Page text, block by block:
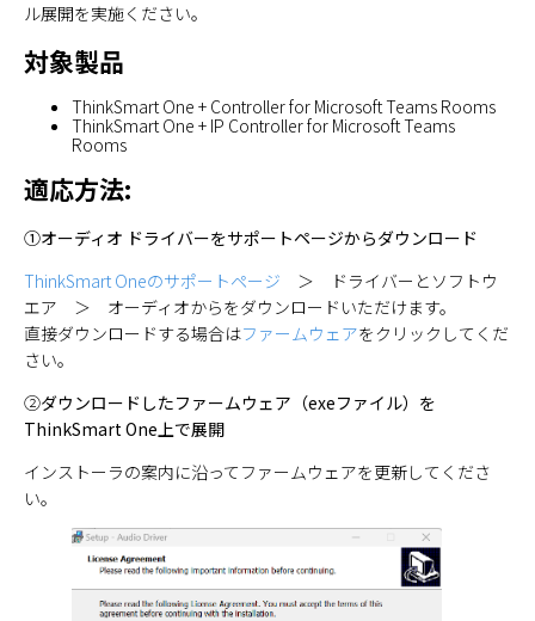
ル展開を実施ください。
対象製品
ThinkSmart One + Controller for Microsoft Teams Rooms
ThinkSmart One + IP Controller for Microsoft Teams
Rooms
適応方法:
①オーディオ ドライバーをサポートページからダウンロード
ThinkSmart Oneのサポートページ ＞ ドライバーとソフトウ
エア ＞ オーディオからをダウンロードいただけます。
直接ダウンロードする場合はファームウェアをクリックしてくだ
さい。
②ダウンロードしたファームウェア（exeファイル）を
ThinkSmart One上で展開
インストーラの案内に沿ってファームウェアを更新してくださ
い。